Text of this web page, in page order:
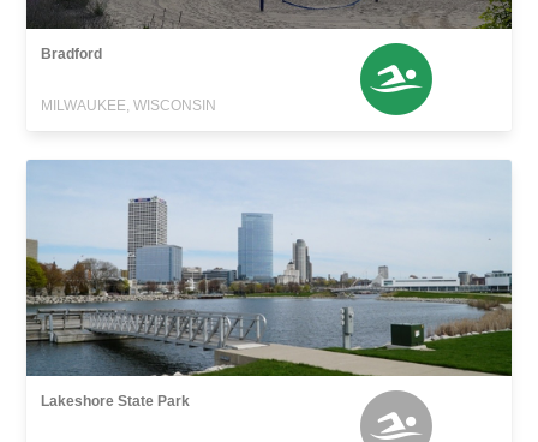
Bradford
MILWAUKEE, WISCONSIN
Lakeshore State Park